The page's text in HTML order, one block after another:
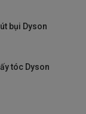
bụi Dyson
tóc Dyson